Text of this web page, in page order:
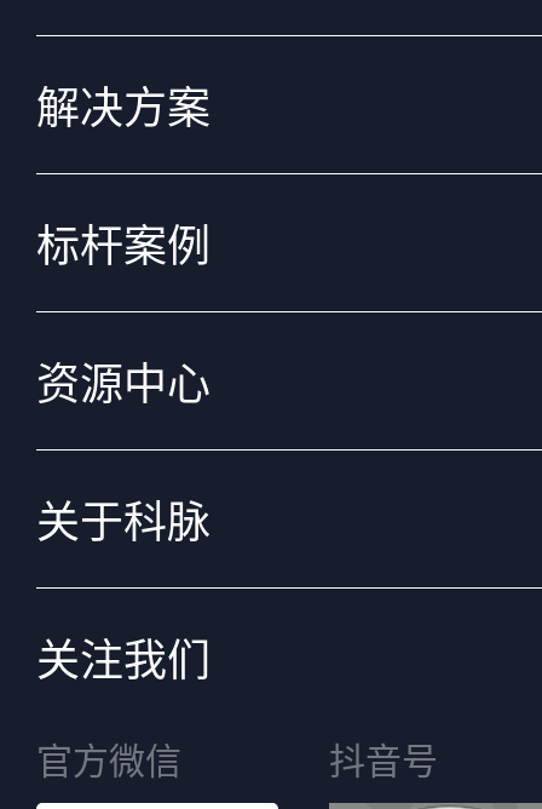
解决方案
标杆案例
资源中心
关于科脉
关注我们
官方微信 抖音号